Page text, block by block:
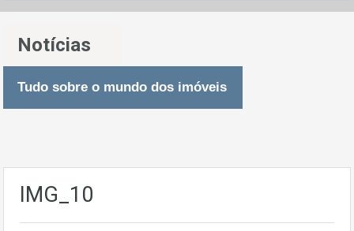
Notícias
Tudo sobre o mundo dos imóveis
IMG_10